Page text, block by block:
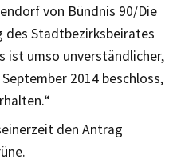
von Bündnis 90/Die
des Stadtbezirksbeirates
ist umso unverständlicher,
2014 beschloss,
den Antrag